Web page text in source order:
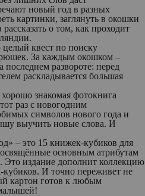
новый год в разных
картинки, заглянуть в окошки
о том, как проходит
целый квест по поиску
За каждым окошком –
развороте: перед
раскладывается большая
хорошо знакомая фотокнига
раз с новогодним
символов нового года и
выучить новые слова. И
– это 15 книжек-кубиков для
основным атрибутам
издание дополнит коллекцию
И точно переживет не
картон готов к любым